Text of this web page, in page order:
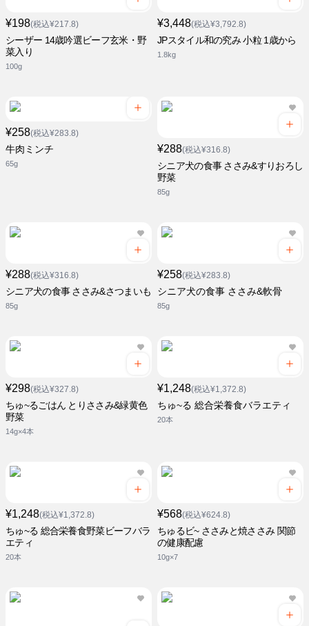
¥198(税込¥217.8)
シーザー 14歳吟選ビーフ玄米・野
菜入り
100g
¥3,448(税込¥3,792.8)
JPスタイル和の究み 小粒 1歳から
1.8kg
¥258(税込¥283.8)
牛肉ミンチ
65g
¥288(税込¥316.8)
シニア犬の食事 ささみ&すりおろし
野菜
85g
¥288(税込¥316.8)
シニア犬の食事 ささみ&さつまいも
85g
¥258(税込¥283.8)
シニア犬の食事 ささみ&軟骨
85g
¥298(税込¥327.8)
ちゅ~るごはん とりささみ&緑黄色
野菜
14g×4本
¥1,248(税込¥1,372.8)
ちゅ~る 総合栄養食バラエティ
20本
¥1,248(税込¥1,372.8)
ちゅ~る 総合栄養食野菜ビーフバラ
エティ
20本
¥568(税込¥624.8)
ちゅるビ~ ささみと焼ささみ 関節
の健康配慮
10g×7